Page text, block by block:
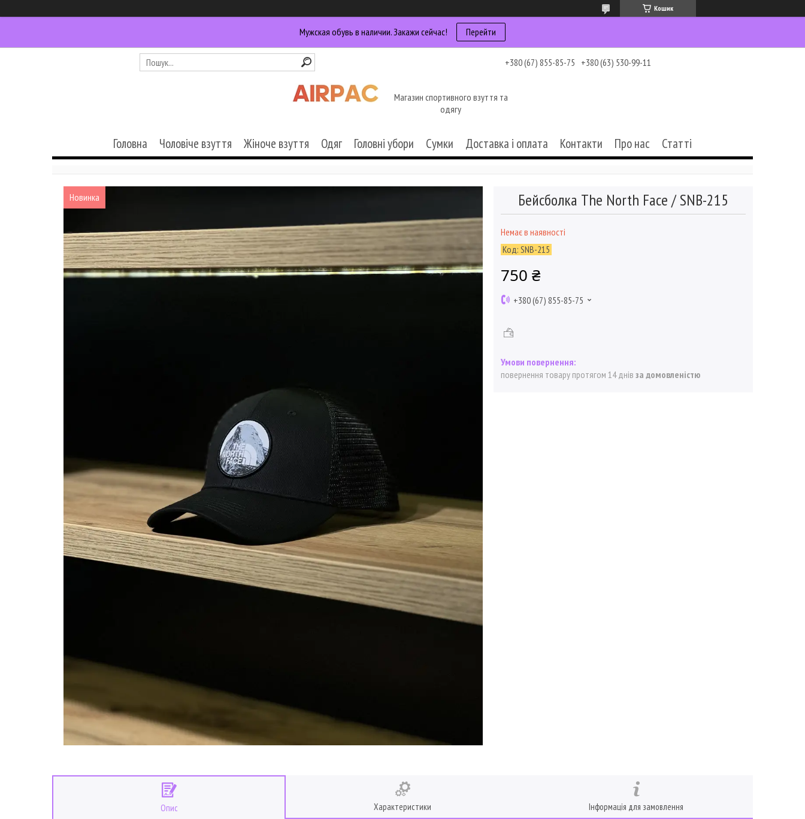
Кошик
Мужская обувь в наличии. Закажи сейчас! Перейти
+380 (67) 855-85-75 +380 (63) 530-99-11
Магазин спортивного взуття та
одягу
Головна Чоловіче взуття Жіноче взуття Одяг Головні убори Сумки Доставка і оплата Контакти Про нас Статті
Новинка Бейсболка The North Face / SNB-215
Немає в наявності
Код: SNB-215
750 ₴
+380 (67) 855-85-75
повернення товару протягом 14 днів за домовленістю
Опис Характеристики Інформація для замовлення